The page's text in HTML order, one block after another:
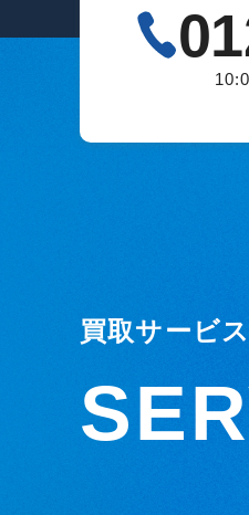
買取サービ